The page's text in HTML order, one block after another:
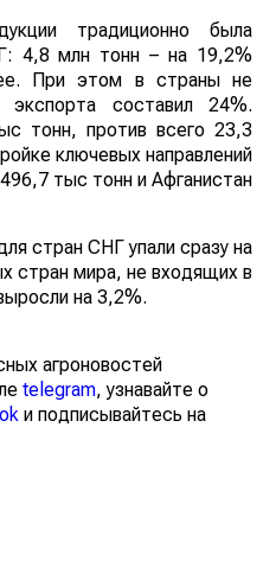
традиционно была
4,8 млн тонн – на 19,2%
При этом в страны не
составил 24%.
тонн, против всего 23,3
ключевых направлений
тыс тонн и Афганистан
стран СНГ упали сразу на
стран мира, не входящих в
на 3,2%.
агроновостей
telegram, узнавайте о
и подписывайтесь на